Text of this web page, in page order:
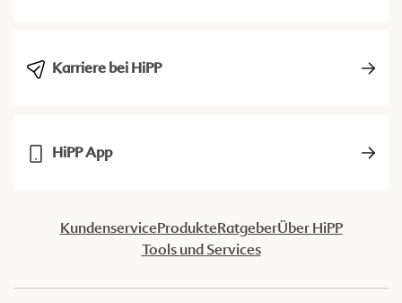
Karriere bei HiPP
HiPP App
KundenserviceProdukteRatgeberÜber HiPP
Tools und Services